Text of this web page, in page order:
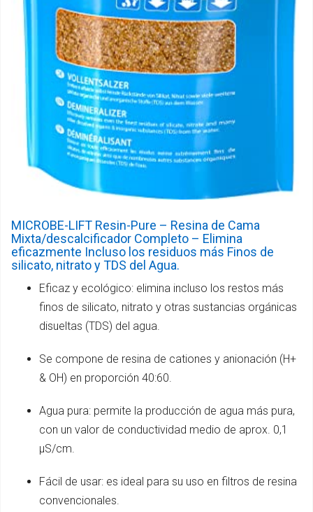
MICROBE-LIFT Resin-Pure – Resina de Cama
Mixta/descalcificador Completo – Elimina
eficazmente Incluso los residuos más Finos de
silicato, nitrato y TDS del Agua.
Eficaz y ecológico: elimina incluso los restos más
finos de silicato, nitrato y otras sustancias orgánicas
disueltas (TDS) del agua.
Se compone de resina de cationes y anionación (H+
& OH) en proporción 40:60.
Agua pura: permite la producción de agua más pura,
con un valor de conductividad medio de aprox. 0,1
μS/cm.
Fácil de usar: es ideal para su uso en filtros de resina
convencionales.